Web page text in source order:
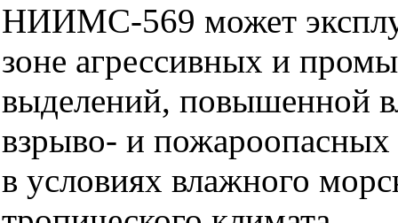
НИИМС-569 может
зоне агрессивных и
выделений, повышенной
взрыво- и пожароопасных
в условиях влажного